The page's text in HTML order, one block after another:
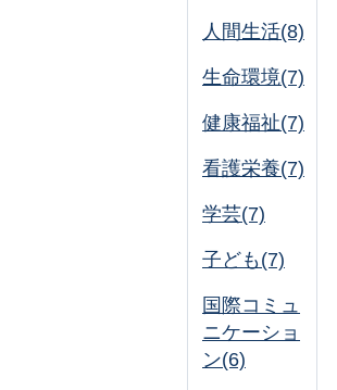
人間生活(8)
生命環境(7)
健康福祉(7)
看護栄養(7)
学芸(7)
子ども(7)
国際コミュ
ニケーショ
ン(6)